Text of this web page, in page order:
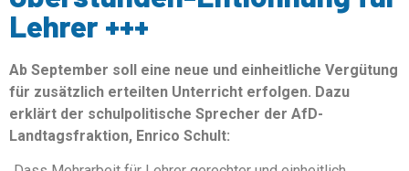
Lehrer +++
Ab September soll eine neue und einheitliche Vergütung
für zusätzlich erteilten Unterricht erfolgen. Dazu
erklärt der schulpolitische Sprecher der AfD-
Landtagsfraktion, Enrico Schult: